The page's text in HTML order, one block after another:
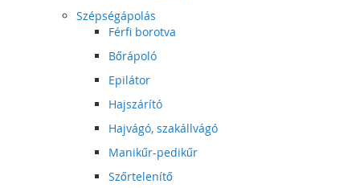
Szépségápolás
Férfi borotva
Bőrápoló
Epilátor
Hajszárító
Hajvágó, szakállvágó
Manikűr-pedikűr
Szőrtelenítő